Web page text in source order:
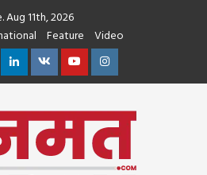
Aug 11th, 2026
Feature
Video
Linkedin
VK YoutubeInstagram